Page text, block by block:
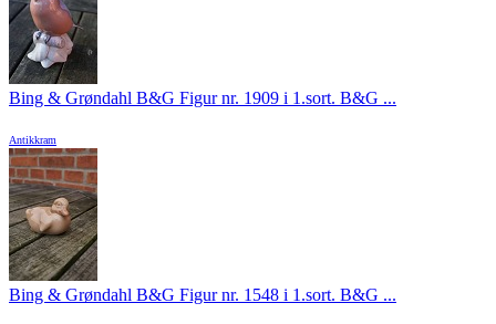
Bing & Grøndahl B&G Figur nr. 1909 i 1.sort. B&G ...
Antikkram
Bing & Grøndahl B&G Figur nr. 1548 i 1.sort. B&G ...